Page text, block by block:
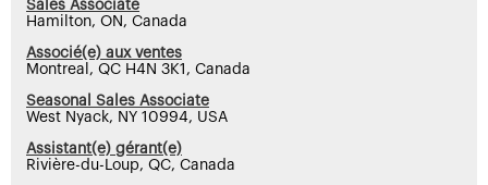
Sales Associate
Hamilton, ON, Canada
Associé(e) aux ventes
Montreal, QC H4N 3K1, Canada
Seasonal Sales Associate
West Nyack, NY 10994, USA
Assistant(e) gérant(e)
Rivière-du-Loup, QC, Canada